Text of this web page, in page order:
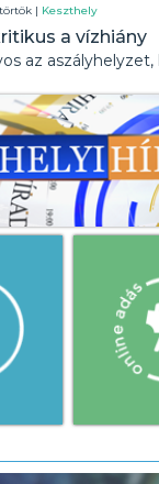
| Keszthely
a vízhiány
az aszályhelyzet,